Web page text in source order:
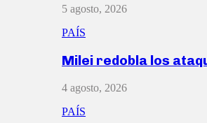
5 agosto, 2026
PAÍS
Milei redobla los
4 agosto, 2026
PAÍS